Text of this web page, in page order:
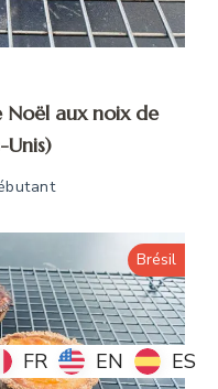
aux noix de
Unis)
Brésil
FR EN ES
FR EN ES